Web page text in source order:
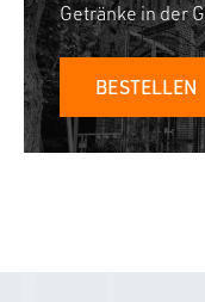
Getränke in der
BESTELLEN